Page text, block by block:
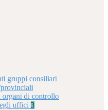
gruppi consiliari
organi di controllo
uffici 3